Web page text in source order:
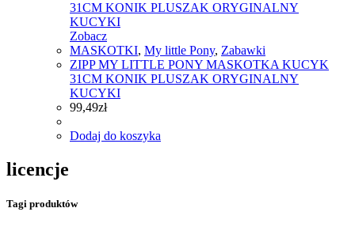
Zobacz
MASKOTKI, My little Pony, Zabawki
ZIPP MY LITTLE PONY MASKOTKA KUCYK
31CM KONIK PLUSZAK ORYGINALNY
KUCYKI
99,49zł
Dodaj do koszyka
licencje
Tagi produktów